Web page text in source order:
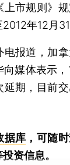
上市规则》
年12月
报道，加拿
媒体表示
延期，目前
据库 ，可随
资信息。